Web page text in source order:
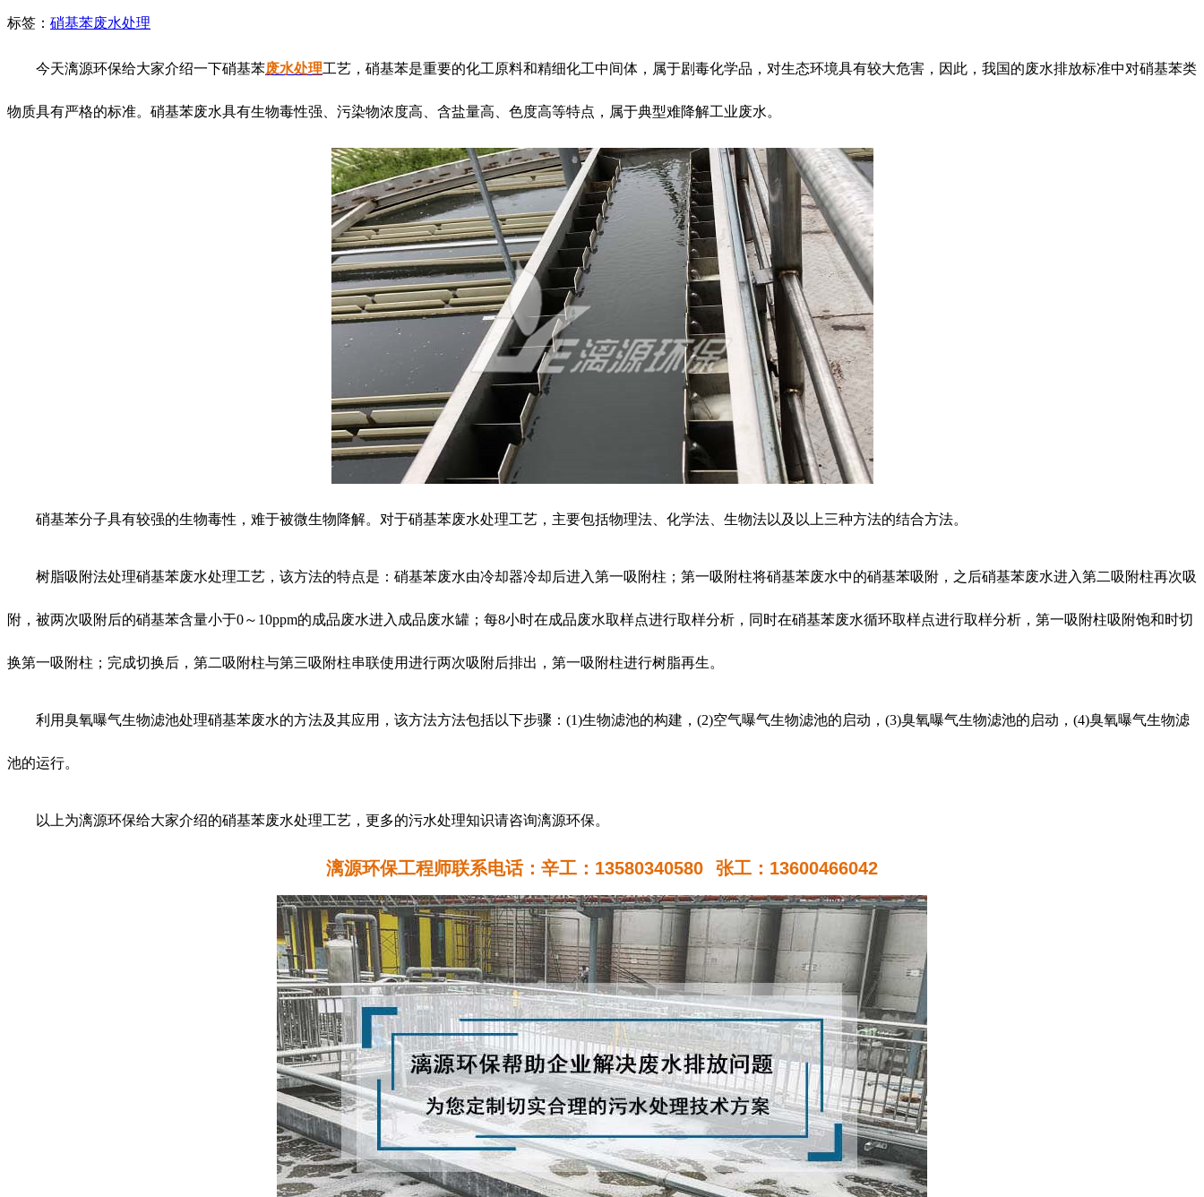
标签： 硝基苯废水处理
今天漓源环保给大家介绍一下硝基苯废水处理工艺，硝基苯是重要的化工原料和精细化工中间体，属于剧毒化学品，对生态环境具有较大危害，因此，我国的废水排放标准中对硝基苯类
物质具有严格的标准。硝基苯废水具有生物毒性强、污染物浓度高、含盐量高、色度高等特点，属于典型难降解工业废水。
硝基苯分子具有较强的生物毒性，难于被微生物降解。对于硝基苯废水处理工艺，主要包括物理法、化学法、生物法以及以上三种方法的结合方法。
树脂吸附法处理硝基苯废水处理工艺，该方法的特点是：硝基苯废水由冷却器冷却后进入第一吸附柱；第一吸附柱将硝基苯废水中的硝基苯吸附，之后硝基苯废水进入第二吸附柱再次吸
附，被两次吸附后的硝基苯含量小于0～10ppm的成品废水进入成品废水罐；每8小时在成品废水取样点进行取样分析，同时在硝基苯废水循环取样点进行取样分析，第一吸附柱吸附饱和时切
换第一吸附柱；完成切换后，第二吸附柱与第三吸附柱串联使用进行两次吸附后排出，第一吸附柱进行树脂再生。
利用臭氧曝气生物滤池处理硝基苯废水的方法及其应用，该方法方法包括以下步骤：(1)生物滤池的构建，(2)空气曝气生物滤池的启动，(3)臭氧曝气生物滤池的启动，(4)臭氧曝气生物滤
池的运行。
以上为漓源环保给大家介绍的硝基苯废水处理工艺，更多的污水处理知识请咨询漓源环保。
漓源环保工程师联系电话：辛工：13580340580 张工：13600466042